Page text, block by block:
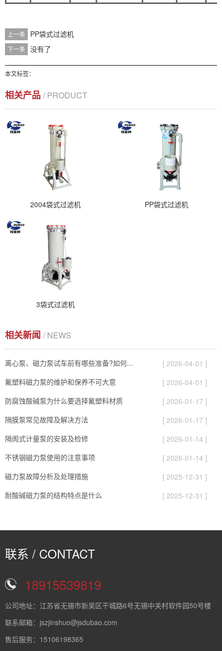
上一条 PP袋式过滤机
下一条 没有了
本文标签：
相关产品 / PRODUCT
2004袋式过滤机 PP袋式过滤机
3袋式过滤机
相关新闻 / NEWS
离心泵、磁力泵试车前有哪些准备?如何...
[ 2026-04-01 ]
氟塑料磁力泵的维护和保养不可大意
[ 2026-04-01 ]
防腐蚀酸碱泵为什么要选择氟塑料材质
[ 2026-01-17 ]
隔膜泵常见故障及解决方法
[ 2026-01-17 ]
隔阂式计量泵的安装及检修
[ 2026-01-14 ]
不锈钢磁力泵使用的注意事项
[ 2026-01-14 ]
磁力泵故障分析及处理措施
[ 2025-12-31 ]
耐酸碱磁力泵的结构特点是什么
[ 2025-12-31 ]
联系 / CONTACT
18915539819
公司地址：江苏省无锡市新吴区干城路6号无锡中关村软件园50号楼
联系邮箱：jszjinshuo@jsdubao.com
售后服务：15106198365